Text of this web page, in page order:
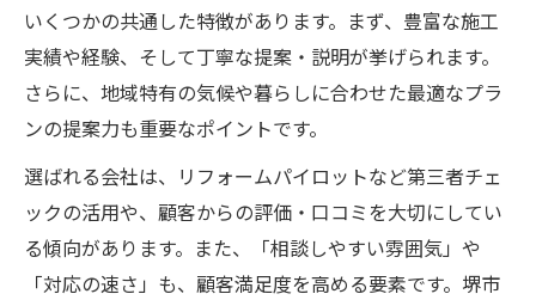
いくつかの共通した特徴があります。まず、豊富な施工
実績や経験、そして丁寧な提案・説明が挙げられます。
さらに、地域特有の気候や暮らしに合わせた最適なプラ
ンの提案力も重要なポイントです。
選ばれる会社は、リフォームパイロットなど第三者チェ
ックの活用や、顧客からの評価・口コミを大切にしてい
る傾向があります。また、「相談しやすい雰囲気」や
「対応の速さ」も、顧客満足度を高める要素です。堺市